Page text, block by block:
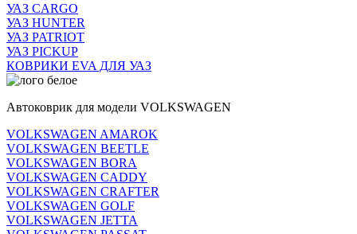
УАЗ CARGO
УАЗ HUNTER
УАЗ PATRIOT
УАЗ PICKUP
КОВРИКИ EVA ДЛЯ УАЗ
Автоковрик для модели VOLKSWAGEN
VOLKSWAGEN AMAROK
VOLKSWAGEN BEETLE
VOLKSWAGEN BORA
VOLKSWAGEN CADDY
VOLKSWAGEN CRAFTER
VOLKSWAGEN GOLF
VOLKSWAGEN JETTA